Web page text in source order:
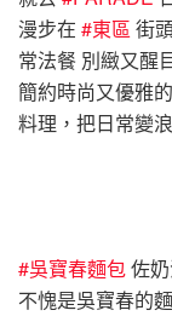
漫步在 #東區 街
常法餐 別緻又醒
簡約時尚又優雅
料理，把日常變
#吳寶春麵包佐
不愧是吳寶春的